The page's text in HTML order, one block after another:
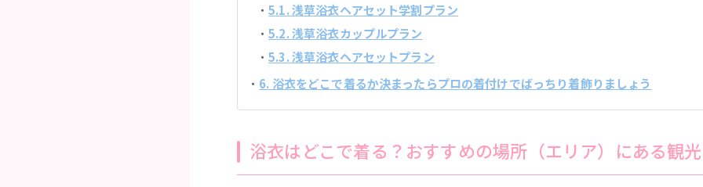
5.1. 浅草浴衣ヘアセット学割プラン
5.2. 浅草浴衣カップルプラン
5.3. 浅草浴衣ヘアセットプラン
6. 浴衣をどこで着るか決まったらプロの着付けでばっちり着飾りましょう
浴衣はどこで着る？おすすめの場所（エリア）にある観